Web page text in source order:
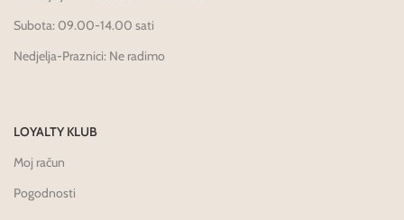
Subota: 09.00-14.00 sati
Nedjelja-Praznici: Ne radimo
LOYALTY KLUB
Moj račun
Pogodnosti